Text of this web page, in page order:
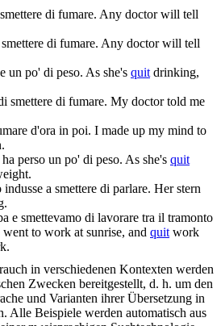
smettere di fumare. Any doctor will tell
smettere di fumare. Any doctor will tell
un po' di peso. As she's quitdrinking,
smettere di fumare. My doctor told me
d'ora in poi. I made up my mind to
perso un po' di peso. As she's quit
a smettere di parlare. Her stern
e smettevamo di lavorare tra il tramonto
went to work at sunrise, and quitwork
in verschiedenen Kontexten werden
Zwecken bereitgestellt, d. h. um den
und Varianten ihrer Übersetzung in
Alle Beispiele werden automatisch aus